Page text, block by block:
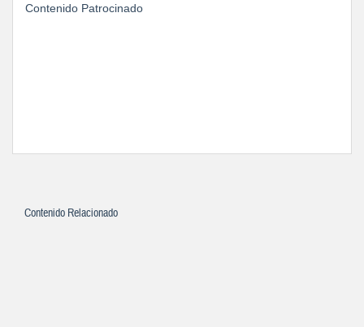
Contenido Patrocinado
Contenido Relacionado